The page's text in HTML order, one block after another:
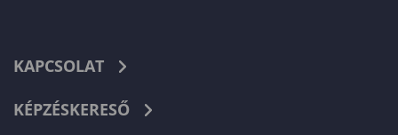
KAPCSOLAT
KÉPZÉSKERESŐ